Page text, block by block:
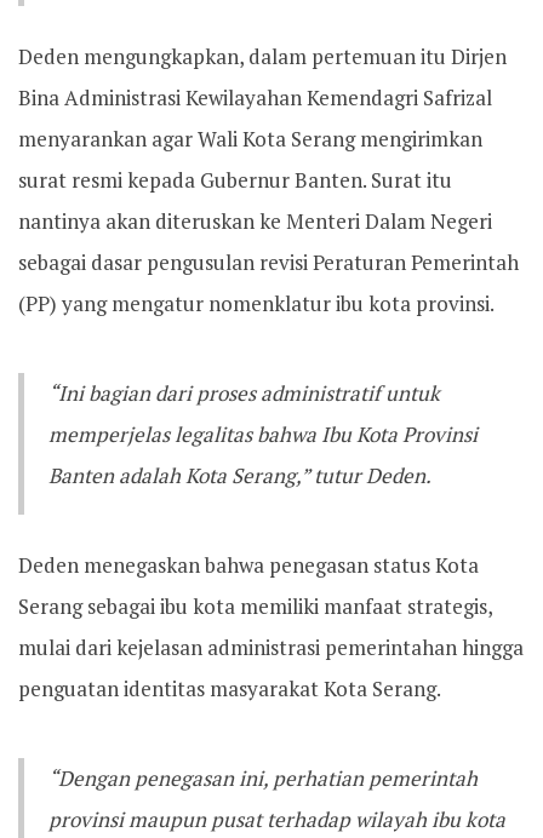
Deden mengungkapkan, dalam pertemuan itu Dirjen
Bina Administrasi Kewilayahan Kemendagri Safrizal
menyarankan agar Wali Kota Serang mengirimkan
surat resmi kepada Gubernur Banten. Surat itu
nantinya akan diteruskan ke Menteri Dalam Negeri
sebagai dasar pengusulan revisi Peraturan Pemerintah
(PP) yang mengatur nomenklatur ibu kota provinsi.
“Ini bagian dari proses administratif untuk
memperjelas legalitas bahwa Ibu Kota Provinsi
Banten adalah Kota Serang,” tutur Deden.
Deden menegaskan bahwa penegasan status Kota
Serang sebagai ibu kota memiliki manfaat strategis,
mulai dari kejelasan administrasi pemerintahan hingga
penguatan identitas masyarakat Kota Serang.
“Dengan penegasan ini, perhatian pemerintah
provinsi maupun pusat terhadap wilayah ibu kota